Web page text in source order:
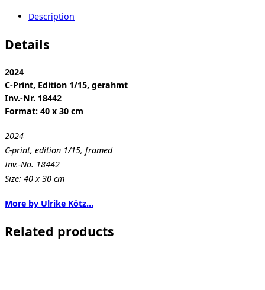
Description
Details
2024
C-Print, Edition 1/15, gerahmt
Inv.-Nr. 18442
Format: 40 x 30 cm
2024
C-print, edition 1/15, framed
Inv.-No. 18442
Size: 40 x 30 cm
More by Ulrike Kötz…
Related products